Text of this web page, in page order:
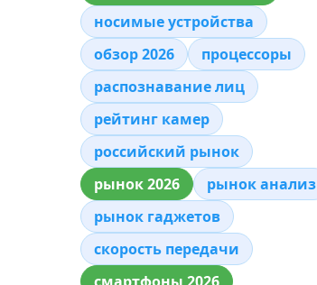
носимые устройства
обзор 2026
процессоры
распознавание лиц
рейтинг камер
российский рынок
рынок 2026
рынок анализ
рынок гаджетов
скорость передачи